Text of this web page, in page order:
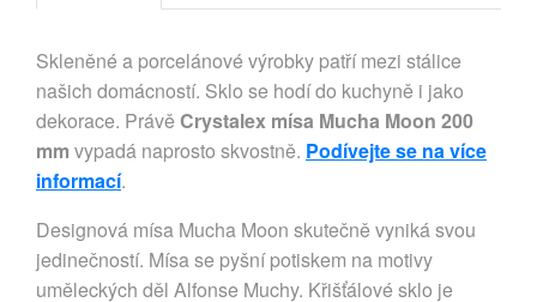
Skleněné a porcelánové výrobky patří mezi stálice
našich domácností. Sklo se hodí do kuchyně i jako
dekorace. Právě Crystalex mísa Mucha Moon 200
mm vypadá naprosto skvostně. Podívejte se na více
informací.
Designová mísa Mucha Moon skutečně vyniká svou
jedinečností. Mísa se pyšní potiskem na motivy
uměleckých děl Alfonse Muchy. Křišťálové sklo je